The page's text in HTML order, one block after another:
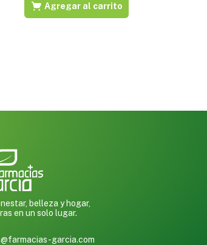
Agregar al carrito
belleza y hogar,
en un solo lugar.
garcia.com